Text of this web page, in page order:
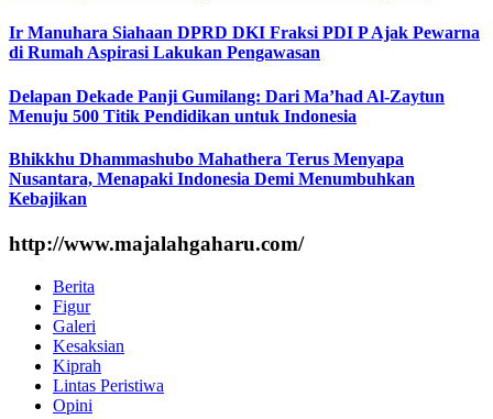
Ir Manuhara Siahaan DPRD DKI Fraksi PDI P Ajak Pewarna
di Rumah Aspirasi Lakukan Pengawasan
Delapan Dekade Panji Gumilang: Dari Ma’had Al-Zaytun
Menuju 500 Titik Pendidikan untuk Indonesia
Bhikkhu Dhammashubo Mahathera Terus Menyapa
Nusantara, Menapaki Indonesia Demi Menumbuhkan
Kebajikan
http://www.majalahgaharu.com/
Berita
Figur
Galeri
Kesaksian
Kiprah
Lintas Peristiwa
Opini